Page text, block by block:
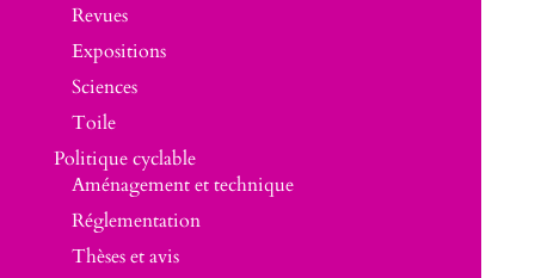
Revues
Expositions
Sciences
Toile
Politique cyclable
Aménagement et technique
Réglementation
Thèses et avis